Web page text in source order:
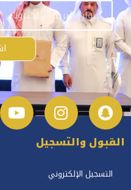
القبول والتسجيل
التسجيل الإلكتروني